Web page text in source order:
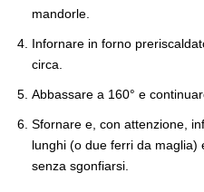
mandorle.
Infornare in forno
circa.
Abbassare a 160° e
Sfornare e, con attenzione,
lunghi (o due ferri da
senza sgonfiarsi.